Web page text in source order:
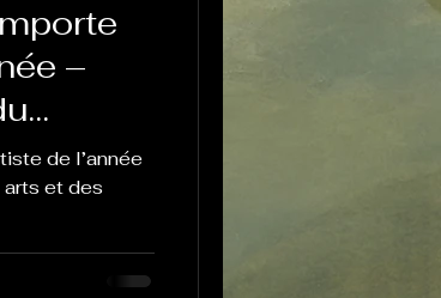
–
de l’année
et des